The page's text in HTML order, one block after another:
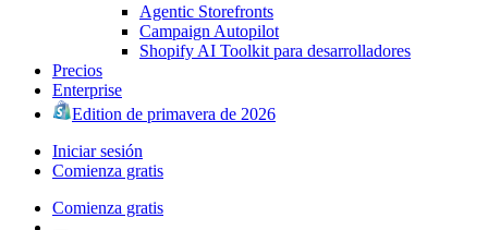
Agentic Storefronts
Campaign Autopilot
Shopify AI Toolkit para desarrolladores
Precios
Enterprise
Edition de primavera de 2026
Iniciar sesión
Comienza gratis
Comienza gratis